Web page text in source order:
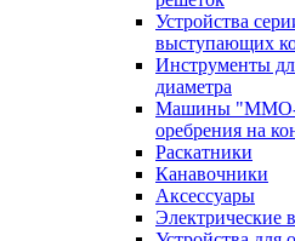
Устройства
выступающих
Инструменты
диаметра
Машины "ММО-
оребрения на
Раскатники
Канавочники
Аксессуары
Электрические